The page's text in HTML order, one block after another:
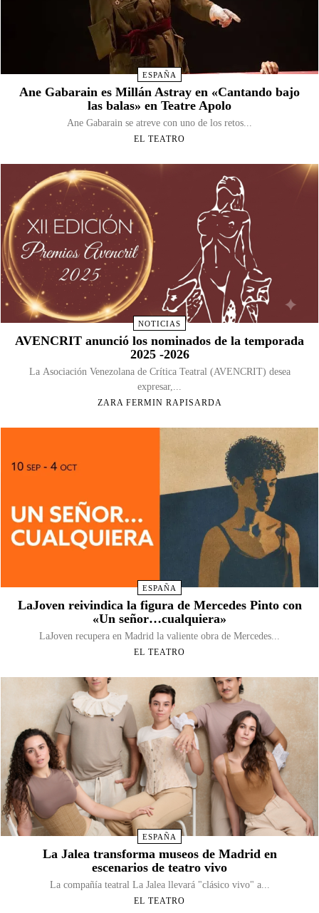
ESPAÑA
Ane Gabarain es Millán Astray en «Cantando bajo
las balas» en Teatre Apolo
Ane Gabarain se atreve con uno de los retos...
EL TEATRO
NOTICIAS
AVENCRIT anunció los nominados de la temporada
2025 -2026
La Asociación Venezolana de Crítica Teatral (AVENCRIT) desea
expresar,...
ZARA FERMIN RAPISARDA
ESPAÑA
LaJoven reivindica la figura de Mercedes Pinto con
«Un señor…cualquiera»
LaJoven recupera en Madrid la valiente obra de Mercedes...
EL TEATRO
ESPAÑA
La Jalea transforma museos de Madrid en
escenarios de teatro vivo
La compañía teatral La Jalea llevará "clásico vivo" a...
EL TEATRO